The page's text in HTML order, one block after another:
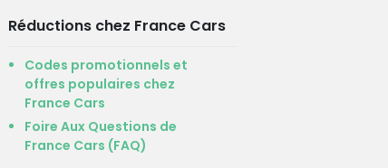
Réductions chez France Cars
Codes promotionnels et
offres populaires chez
France Cars
Foire Aux Questions de
France Cars (FAQ)